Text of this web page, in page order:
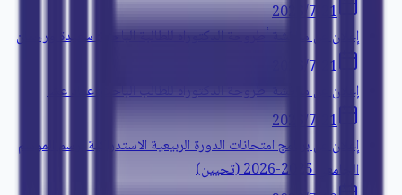
21‏/7‏/2026
إعلان عن مناقشة أطروحة الدكتوراه للطالبة الباحثة: سعيدة ورحمان
21‏/7‏/2026
إعلان عن مناقشة أطروحة الدكتوراه للطالب الباحث: عماد عشا
21‏/7‏/2026
إعلان عن برنامج امتحانات الدورة الربيعية الاستدراكية برسم الموسم
الجامعي 2025-2026 (تحيين)